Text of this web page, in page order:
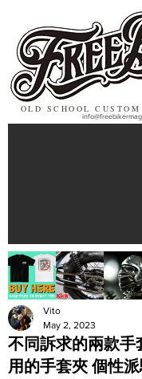
OLD SCHOOL
不同訴求的兩款手
用的手套夾 個性
Vito
May 2, 2023